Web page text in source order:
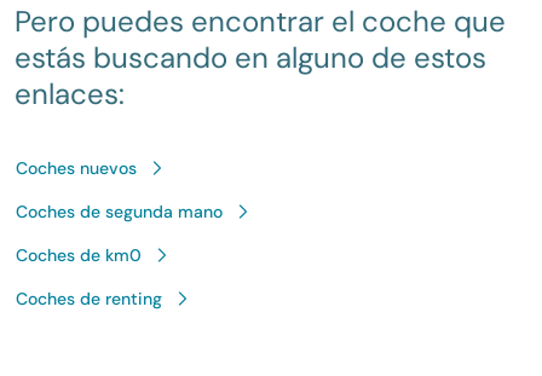
Pero puedes encontrar el coche que
estás buscando en alguno de estos
enlaces:
Coches nuevos
Coches de segunda mano
Coches de km0
Coches de renting